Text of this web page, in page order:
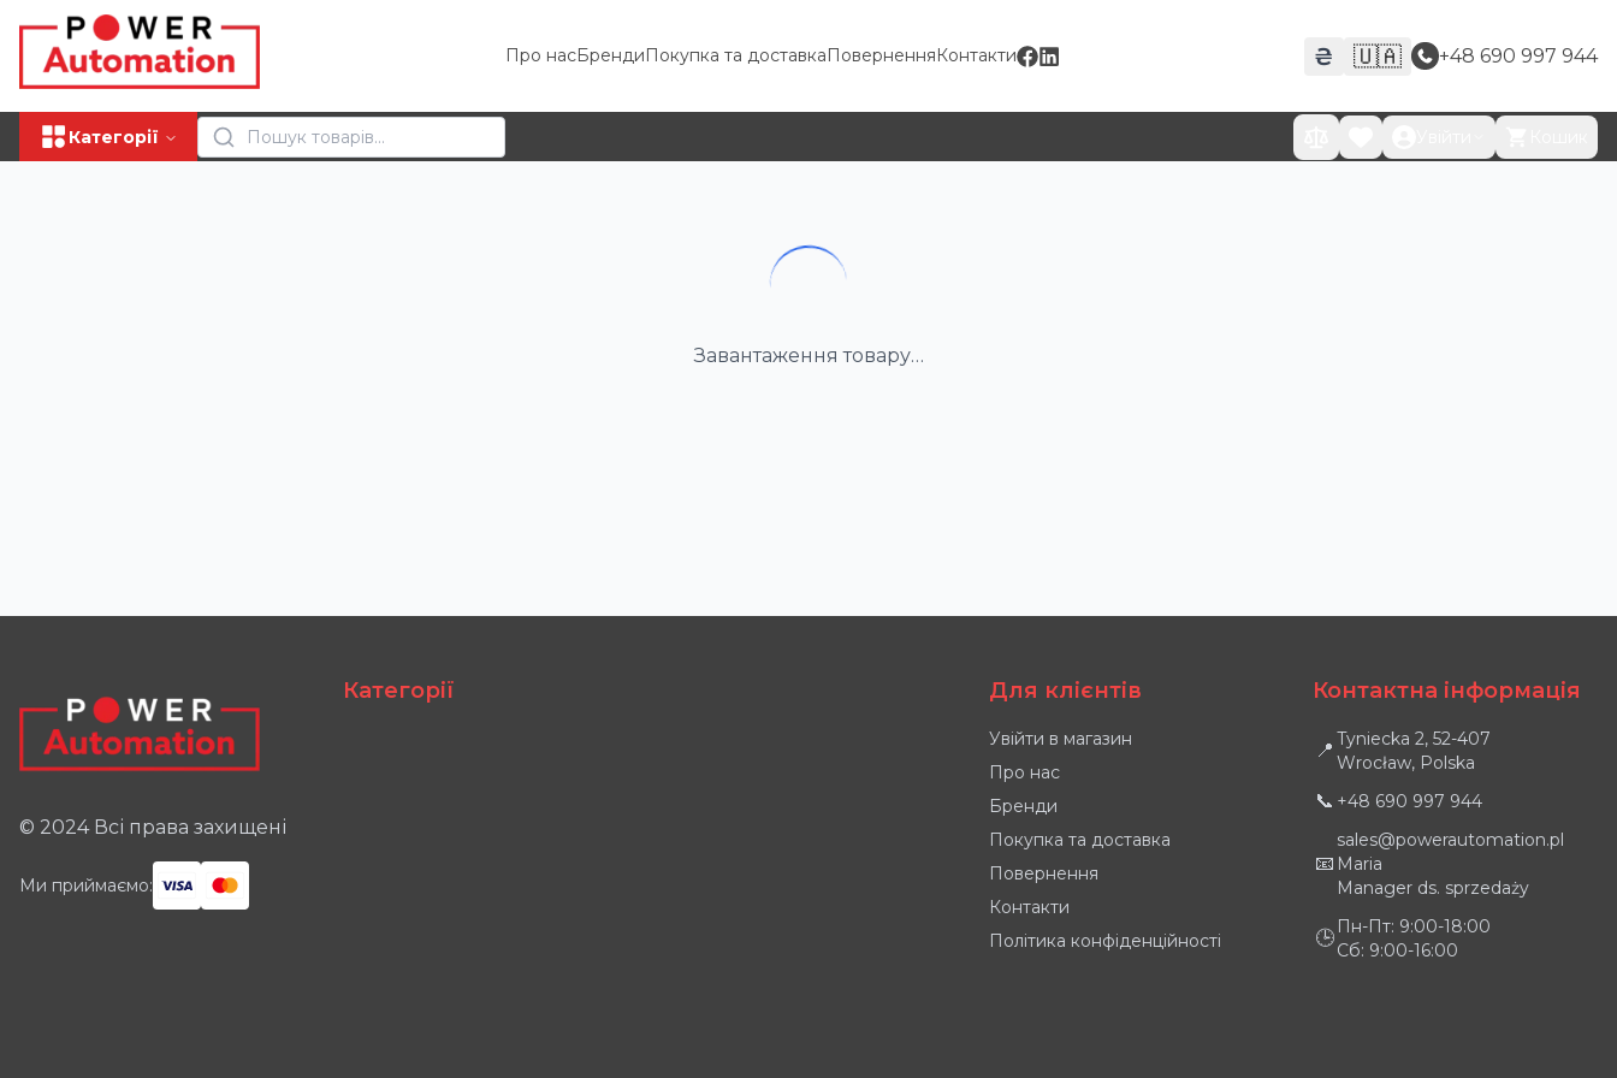
Про насБрендиПокупка та доставкаПоверненняКонтакти ₴ 🇺🇦 +48 690 997 944
Категорії
Завантаження товару…
© 2024 Всі права захищені
Ми приймаємо:
Категорії Для клієнтів
Увійти в магазин
Про нас
Бренди
Покупка та доставка
Повернення
Контакти
Політика конфіденційності
Контактна інформація
📍 Tyniecka 2, 52-407
Wrocław, Polska
📞 +48 690 997 944
📧
sales@powerautomation.pl
Maria
Manager ds. sprzedaży
🕒 Пн-Пт: 9:00-18:00
Сб: 9:00-16:00